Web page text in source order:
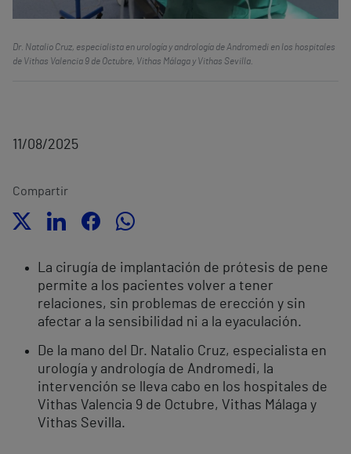
Dr. Natalio Cruz, especialista en urología y andrología de Andromedi en los hospitales
de Vithas Valencia 9 de Octubre, Vithas Málaga y Vithas Sevilla.
11/08/2025
Compartir
La cirugía de implantación de prótesis de pene
permite a los pacientes volver a tener
relaciones, sin problemas de erección y sin
afectar a la sensibilidad ni a la eyaculación.
De la mano del Dr. Natalio Cruz, especialista en
urología y andrología de Andromedi, la
intervención se lleva cabo en los hospitales de
Vithas Valencia 9 de Octubre, Vithas Málaga y
Vithas Sevilla.